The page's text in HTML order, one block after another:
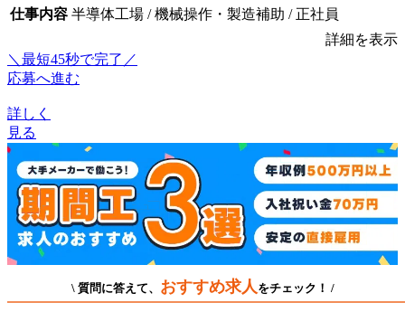
仕事内容 半導体工場 / 機械操作・製造補助 / 正社員
詳細を表示
＼最短45秒で完了／
応募へ進む
詳しく
見る
\ 質問に答えて、 おすすめ求人 をチェック！ /